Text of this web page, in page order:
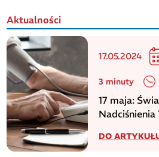
Aktualności
17.05.2024
3 minuty
17 maja:
Nadciśnienia
DO